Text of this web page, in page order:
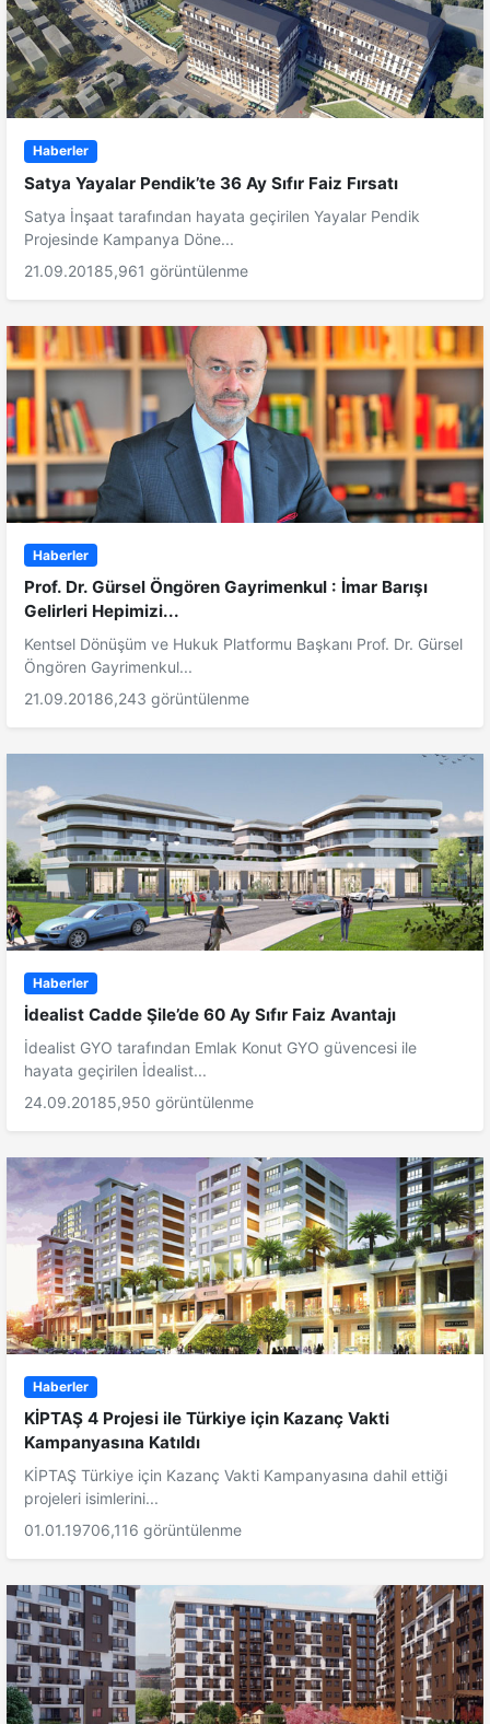
Haberler
Satya Yayalar Pendik’te 36 Ay Sıfır Faiz Fırsatı
Satya İnşaat tarafından hayata geçirilen Yayalar Pendik
Projesinde Kampanya Döne...
21.09.20185,961 görüntülenme
Haberler
Prof. Dr. Gürsel Öngören Gayrimenkul : İmar Barışı
Gelirleri Hepimizi...
Kentsel Dönüşüm ve Hukuk Platformu Başkanı Prof. Dr. Gürsel
Öngören Gayrimenkul...
21.09.20186,243 görüntülenme
Haberler
İdealist Cadde Şile’de 60 Ay Sıfır Faiz Avantajı
İdealist GYO tarafından Emlak Konut GYO güvencesi ile
hayata geçirilen İdealist...
24.09.20185,950 görüntülenme
Haberler
KİPTAŞ 4 Projesi ile Türkiye için Kazanç Vakti
Kampanyasına Katıldı
KİPTAŞ Türkiye için Kazanç Vakti Kampanyasına dahil ettiği
projeleri isimlerini...
01.01.19706,116 görüntülenme